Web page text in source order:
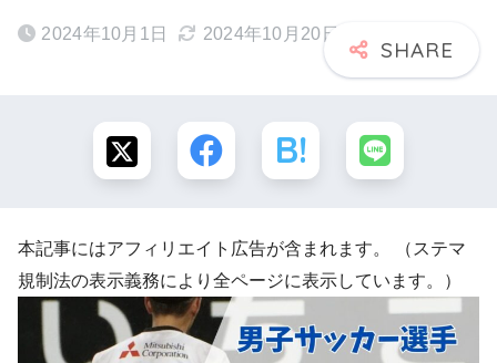
2024年10月1日 2024年10月20日
本記事にはアフィリエイト広告が含まれます。 （ステマ
規制法の表示義務により全ページに表示しています。）